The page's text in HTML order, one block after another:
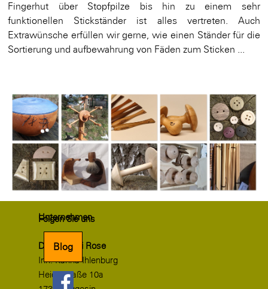
Fingerhut über Stopfpilze bis hin zu einem sehr
funktionellen Stickständer ist alles vertreten. Auch
Extrawünsche erfüllen wir gerne, wie einen Ständer für die
Sortierung und aufbewahrung von Fäden zum Sticken ...
Unternehmen
Drechslerei Rose
Inh. Karina Ihlenburg
Heidestraße 10a
Blog
Folgen Sie uns